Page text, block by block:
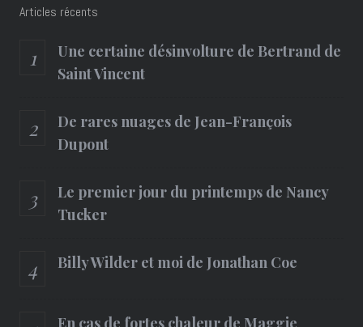
Articles récents
Une certaine désinvolture de Bertrand de
Saint Vincent
De rares nuages de Jean-François
Dupont
Le premier jour du printemps de Nancy
Tucker
Billy Wilder et moi de Jonathan Coe
En cas de fortes chaleur de Maggie